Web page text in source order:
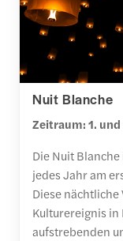
Nuit Blanche
Zeitraum: 1.
Die Nuit
jedes Jahr am
Diese
Kulturereignis in
aufstrebenden